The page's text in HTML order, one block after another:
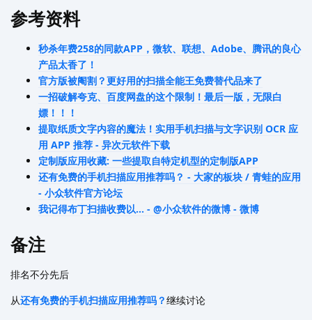
参考资料
秒杀年费258的同款APP，微软、联想、Adobe、腾讯的良心
产品太香了！
官方版被阉割？更好用的扫描全能王免费替代品来了
一招破解夸克、百度网盘的这个限制！最后一版，无限白
嫖！！！
提取纸质文字内容的魔法！实用手机扫描与文字识别 OCR 应
用 APP 推荐 - 异次元软件下载
定制版应用收藏: 一些提取自特定机型的定制版APP
还有免费的手机扫描应用推荐吗？ - 大家的板块 / 青蛙的应用
- 小众软件官方论坛
我记得布丁扫描收费以... - @小众软件的微博 - 微博
备注
排名不分先后
从还有免费的手机扫描应用推荐吗？继续讨论